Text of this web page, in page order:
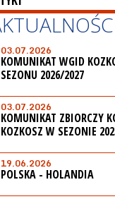
03.07.2026
KOMUNIKAT WGID
SEZONU 2026/2027
03.07.2026
KOMUNIKAT ZBIORCZY
KOZKOSZ W SEZONIE
19.06.2026
POLSKA - HOLANDIA